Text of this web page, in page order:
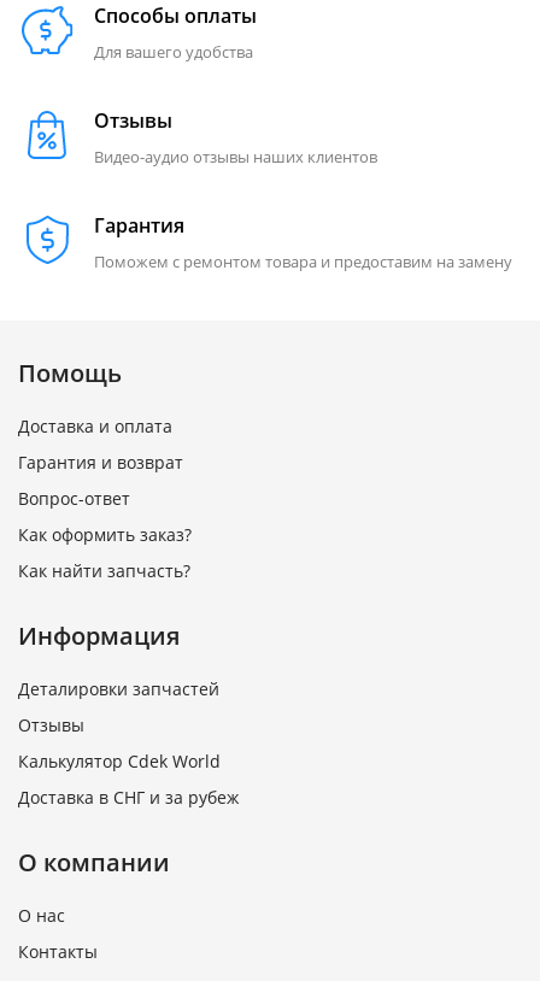
Способы оплаты
Для вашего удобства
Отзывы
Видео-аудио отзывы наших клиентов
Гарантия
Поможем с ремонтом товара и предоставим на замену
Помощь
Доставка и оплата
Гарантия и возврат
Вопрос-ответ
Как оформить заказ?
Как найти запчасть?
Информация
Деталировки запчастей
Отзывы
Калькулятор Cdek World
Доставка в СНГ и за рубеж
О компании
О нас
Контакты